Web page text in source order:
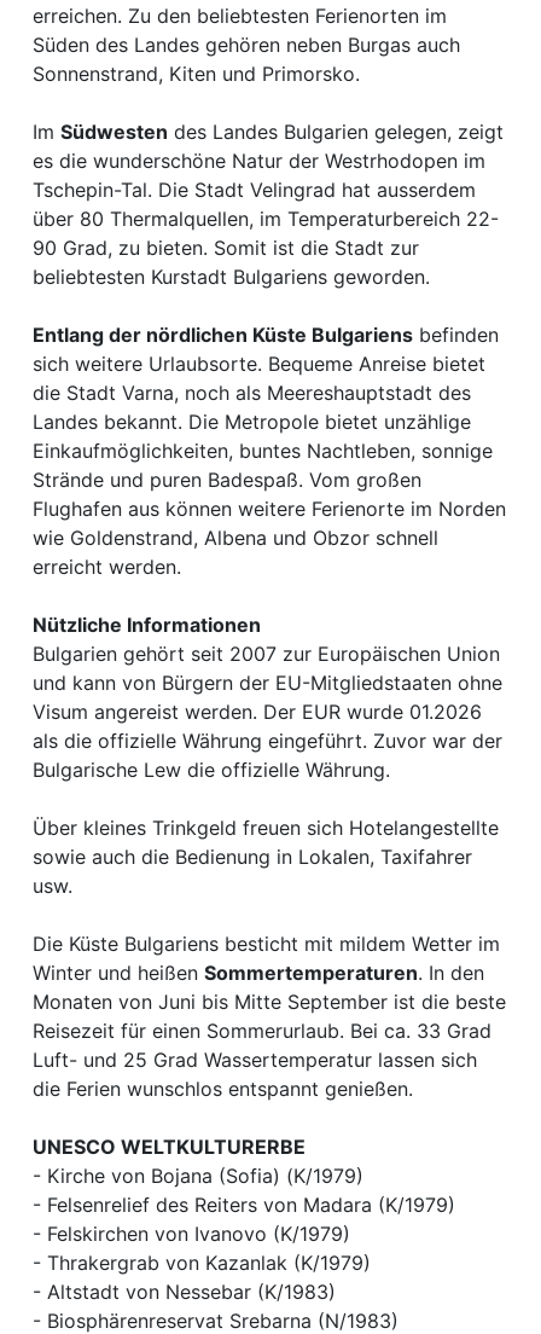
erreichen. Zu den beliebtesten Ferienorten im
Süden des Landes gehören neben Burgas auch
Sonnenstrand, Kiten und Primorsko.
Im Südwesten des Landes Bulgarien gelegen, zeigt
es die wunderschöne Natur der Westrhodopen im
Tschepin-Tal. Die Stadt Velingrad hat ausserdem
über 80 Thermalquellen, im Temperaturbereich 22-
90 Grad, zu bieten. Somit ist die Stadt zur
beliebtesten Kurstadt Bulgariens geworden.
Entlang der nördlichen Küste Bulgariens befinden
sich weitere Urlaubsorte. Bequeme Anreise bietet
die Stadt Varna, noch als Meereshauptstadt des
Landes bekannt. Die Metropole bietet unzählige
Einkaufmöglichkeiten, buntes Nachtleben, sonnige
Strände und puren Badespaß. Vom großen
Flughafen aus können weitere Ferienorte im Norden
wie Goldenstrand, Albena und Obzor schnell
erreicht werden.
Nützliche Informationen
Bulgarien gehört seit 2007 zur Europäischen Union
und kann von Bürgern der EU-Mitgliedstaaten ohne
Visum angereist werden. Der EUR wurde 01.2026
als die offizielle Währung eingeführt. Zuvor war der
Bulgarische Lew die offizielle Währung.
Über kleines Trinkgeld freuen sich Hotelangestellte
sowie auch die Bedienung in Lokalen, Taxifahrer
usw.
Die Küste Bulgariens besticht mit mildem Wetter im
Winter und heißen Sommertemperaturen. In den
Monaten von Juni bis Mitte September ist die beste
Reisezeit für einen Sommerurlaub. Bei ca. 33 Grad
Luft- und 25 Grad Wassertemperatur lassen sich
die Ferien wunschlos entspannt genießen.
UNESCO WELTKULTURERBE
- Kirche von Bojana (Sofia) (K/1979)
- Felsenrelief des Reiters von Madara (K/1979)
- Felskirchen von Ivanovo (K/1979)
- Thrakergrab von Kazanlak (K/1979)
- Altstadt von Nessebar (K/1983)
- Biosphärenreservat Srebarna (N/1983)